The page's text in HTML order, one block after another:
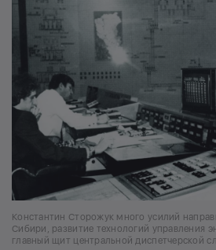
Константин Сторожук много усилий
Сибири, развитие технологий управления
главный щит центральной диспетчерской